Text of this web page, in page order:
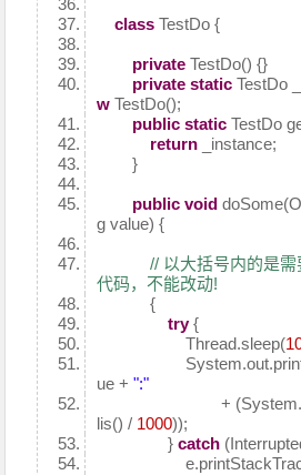
class TestDo {
private TestDo() {}
private static TestDo
w TestDo();
public static TestDo
return _instance;
}
public void
g value) {
// 以大括号内的是
代码，不能改动!
{
try{
Thread.sleep(
ue +":"
+
lis() / 1000));
}catch